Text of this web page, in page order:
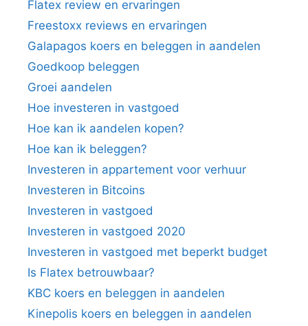
Flatex review en ervaringen
Freestoxx reviews en ervaringen
Galapagos koers en beleggen in aandelen
Goedkoop beleggen
Groei aandelen
Hoe investeren in vastgoed
Hoe kan ik aandelen kopen?
Hoe kan ik beleggen?
Investeren in appartement voor verhuur
Investeren in Bitcoins
Investeren in vastgoed
Investeren in vastgoed 2020
Investeren in vastgoed met beperkt budget
Is Flatex betrouwbaar?
KBC koers en beleggen in aandelen
Kinepolis koers en beleggen in aandelen